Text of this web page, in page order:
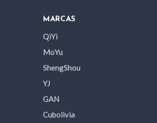
MARCAS
QiYi
MoYu
ShengShou
YJ
GAN
Cubolivia